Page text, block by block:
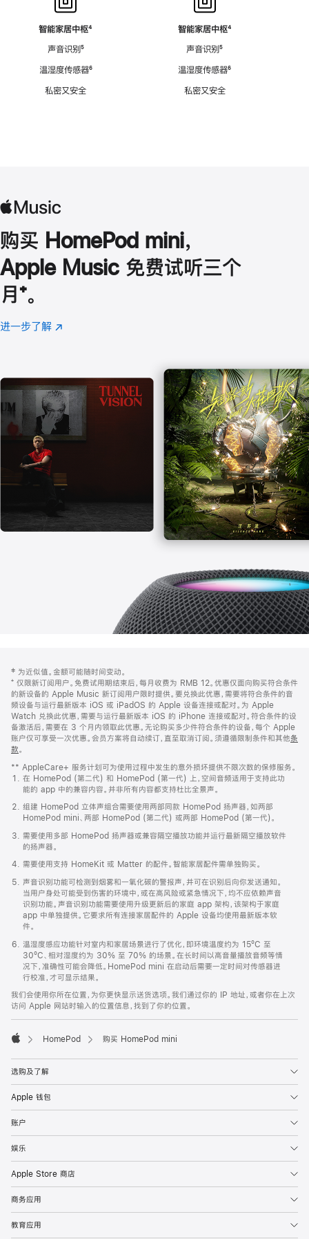
智能家居中枢脚
⁴
声音识别脚
⁵
温湿度传感器脚
⁶
私密又安全
智能家居中枢脚
⁴
声音识别脚
⁵
温湿度传感器脚
⁶
私密又安全
购买 HomePod mini，
Apple Music 免费试听三个
月 脚
注
⁺。
进一步了解 Apple
(在
口
中
打
开)
页
页
脚
注
‡ 为近似值。金额可能随时间变动。
⁺ 仅限新订阅用户。免费试用期结束后，每月收费为 RMB 12。优惠仅面向购买符合条件
的新设备的 Apple Music 新订阅用户限时提供。要兑换此优惠，需要将符合条件的音
频设备与运行最新版本 iOS 或 iPadOS 的 Apple 设备连接或配对。为 Apple
Watch 兑换此优惠，需要与运行最新版本 iOS 的 iPhone 连接或配对。符合条件的设
备激活后，需要在 3 个月内领取此优惠。无论购买多少件符合条件的设备，每个 Apple
账户仅可享受一次优惠。会员方案将自动续订，直至取消订阅。须遵循限制条件和其他条
款。
窗
口
中
打
开)
** AppleCare+ 服务计划可为使用过程中发生的意外损坏提供不限次数的保修服务。
在 HomePod (第二代) 和 HomePod (第一代) 上，空间音频适用于支持此功
能的 app 中的兼容内容。并非所有内容都支持杜比全景声。
组建 HomePod 立体声组合需要使用两部同款 HomePod 扬声器，如两部
HomePod mini、两部 HomePod (第二代) 或两部 HomePod (第一代)。
需要使用多部 HomePod 扬声器或兼容隔空播放功能并运行最新隔空播放软件
的扬声器。
需要使用支持 HomeKit 或 Matter 的配件。智能家居配件需单独购买。
声音识别功能可检测到烟雾和一氧化碳的警报声，并可在识别后向你发送通知。
当用户身处可能受到伤害的环境中，或在高风险或紧急情况下，均不应依赖声音
识别功能。声音识别功能需要使用升级更新后的家庭 app 架构，该架构于家庭
app 中单独提供。它要求所有连接家居配件的 Apple 设备均使用最新版本软
件。
温湿度感应功能针对室内和家居场景进行了优化，即环境温度约为 15ºC 至
30ºC、相对湿度约为 30% 至 70% 的场景。在长时间以高音量播放音频等情
况下，准确性可能会降低。HomePod mini 在启动后需要一定时间对传感器进
行校准，才可显示结果。
我们会使用你所在位置，为你更快显示送货选项。我们通过你的 IP 地址，或者你在上次
访问 Apple 网站时输入的位置信息，找到了你的位置。
HomePod 购买 HomePod mini
选购及了解
Apple 钱包
账户
娱乐
Apple Store 商店
商务应用
教育应用